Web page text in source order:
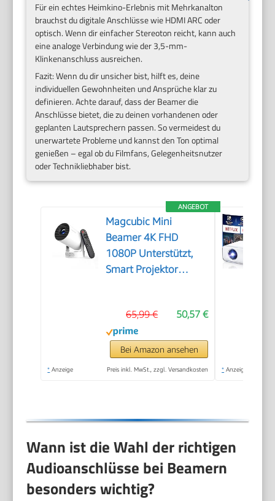
Für ein echtes Heimkino-Erlebnis mit Mehrkanalton
brauchst du digitale Anschlüsse wie HDMI ARC oder
optisch. Wenn dir einfacher Stereoton reicht, kann auch
eine analoge Verbindung wie der 3,5-mm-
Klinkenanschluss ausreichen.
Fazit: Wenn du dir unsicher bist, hilft es, deine
individuellen Gewohnheiten und Ansprüche klar zu
definieren. Achte darauf, dass der Beamer die
Anschlüsse bietet, die zu deinen vorhandenen oder
geplanten Lautsprechern passen. So vermeidest du
unerwartete Probleme und kannst den Ton optimal
genießen – egal ob du Filmfans, Gelegenheitsnutzer
oder Technikliebhaber bist.
ANGEBOT
Magcubic Mini
Beamer 4K FHD
1080P Unterstützt,
Smart Projektor
50,57 €
65,99 €
Bei Amazon ansehen
* Anzeige Preis inkl. MwSt., zzgl. Versandkosten * Anzeige
Wann ist die Wahl der richtigen
Audioanschlüsse bei Beamern
besonders wichtig?